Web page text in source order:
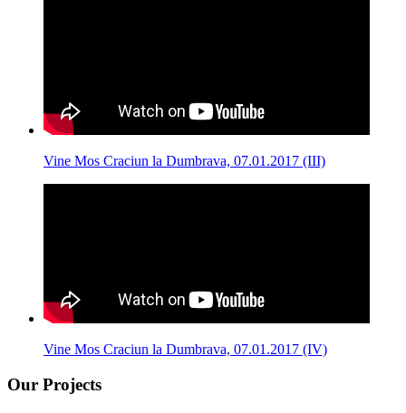
Vine Mos Craciun la Dumbrava, 07.01.2017 (III)
Vine Mos Craciun la Dumbrava, 07.01.2017 (IV)
Our Projects